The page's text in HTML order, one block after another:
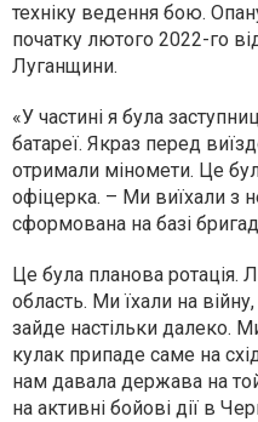
техніку ведення бою.
початку лютого 2022-го
Луганщини.
«У частині я була
батареї. Якраз перед
отримали міномети. Це
офіцерка. – Ми виїхали з
сформована на базі
Це була планова ротація.
область. Ми їхали на
зайде настільки далеко.
кулак припаде саме на
нам давала держава на
на активні бойові дії в